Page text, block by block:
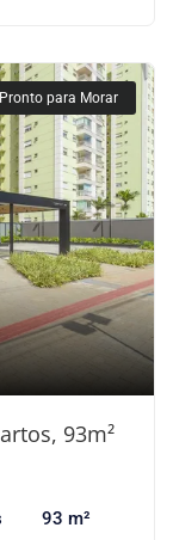
Pronto para Morar
93m²
93 m²